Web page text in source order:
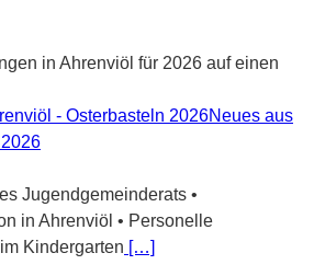
in Ahrenviöl für 2026 auf einen
Neues aus
Jugendgemeinderats •
in Ahrenviöl • Personelle
Kindergarten […]